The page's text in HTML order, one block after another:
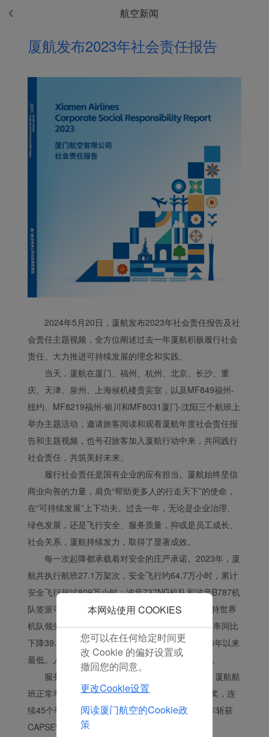
航空新闻
厦航发布2023年社会责任报告
2024年5月20日，厦航发布2023年社会责任报告及社
会责任主题视频，全方位阐述过去一年厦航积极履行社会
责任、大力推进可持续发展的理念和实践。
当天，厦航在厦门、福州、杭州、北京、长沙、重
庆、天津、泉州、上海候机楼贵宾室，以及MF849福州-
纽约、MF8219福州-银川和MF8031厦门-沈阳三个航班上
举办主题活动，邀请旅客阅读和观看厦航年度社会责任报
告和主题视频，也号召旅客加入厦航行动中来，共同践行
社会责任，共筑美好未来。
履行社会责任是国有企业的应有担当。厦航始终坚信
商业向善的力量，肩负“帮助更多人的行走天下”的使命，
在“可持续发展”上下功夫。过去一年，无论是企业治理、
绿色发展，还是飞行安全、服务质量，抑或是员工成长、
社会关系，厦航持续发力，取得了显著成效。
每一次起降都承载着对安全的庄严承诺。2023年，厦
航共执行航班27.1万架次，安全飞行约64.7万小时，累计
安全飞行超过809万小时；波音737NG机队和波音B787机
队签派可靠度分别高达99.89%、99.81%，持续保持世界
机队领先水平。全机队使用困难报告（SDR）发生率同比
下降39.6%，机械类SDR万时率仅为0.87，为2015年以来
最低。人为原因不安全时间万时率同比降低13.5%。
服务品质同样是厦航的核心竞争力。2023年，厦航航
班正常率86.58%，蝉联APEX“世界级航空公司”大奖，连
续45个季度获评内地“服务最佳航空公司”，连续9年斩获
CAPSE“年度最佳航空公司”等殊荣。
本网站使用 COOKIES
Xiamenair.com使用功能
型和分析型Cookie 来确
保我们的网站正常运行，
并为您提供最佳的用户体
验。 使用本网站，功能型
和分析型Cookie将被安装
在您的浏览器中。
在您的同意下，我们还将
使用营销Cookie (i) 分析
我们的营销绩效 (ii) 个性
化我们广告中的优惠信
息。 通过放置这些
Cookie，厦门航空和第三
方可以跟踪您的互联网行
为以使我们的内容和广告
与您的兴趣更加契合。
点击“接受”即表示您同意
放置所有的营销Cookie。
点击“拒绝”，我们将不会
您可以在任何给定时间更
改 Cookie 的偏好设置或
撤回您的同意。
更改Cookie设置
阅读厦门航空的Cookie政
策